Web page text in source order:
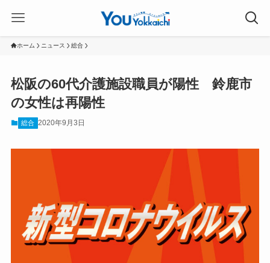
ホーム ニュース 総合
松阪の60代介護施設職員が陽性 鈴鹿市
の女性は再陽性
総合 2020年9月3日